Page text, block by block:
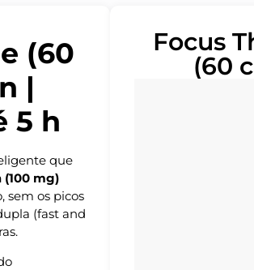
(60
|
5 h
que
mg)
sem os picos
(fast and
Focus
(60